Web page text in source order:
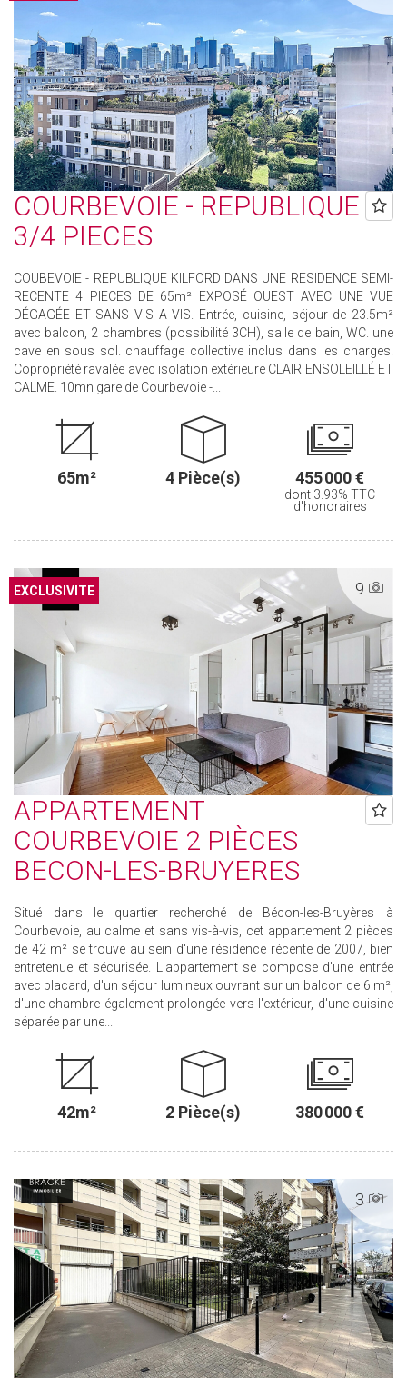
COURBEVOIE - REPUBLIQUE
3/4 PIECES
COUBEVOIE - REPUBLIQUE KILFORD DANS UNE RESIDENCE SEMI-
RECENTE 4 PIECES DE 65m² EXPOSÉ OUEST AVEC UNE VUE
DÉGAGÉE ET SANS VIS A VIS. Entrée, cuisine, séjour de 23.5m²
avec balcon, 2 chambres (possibilité 3CH), salle de bain, WC. une
cave en sous sol. chauffage collective inclus dans les charges.
Copropriété ravalée avec isolation extérieure CLAIR ENSOLEILLÉ ET
CALME. 10mn gare de Courbevoie -...
65m² 4 Pièce(s) 455 000 €
dont 3.93% TTC
d'honoraires
9
EXCLUSIF
EXCLUSIVITE
APPARTEMENT
COURBEVOIE 2 PIÈCES
BECON-LES-BRUYERES
Situé dans le quartier recherché de Bécon-les-Bruyères à
Courbevoie, au calme et sans vis-à-vis, cet appartement 2 pièces
de 42 m² se trouve au sein d'une résidence récente de 2007, bien
entretenue et sécurisée. L'appartement se compose d'une entrée
avec placard, d'un séjour lumineux ouvrant sur un balcon de 6 m²,
d'une chambre également prolongée vers l'extérieur, d'une cuisine
séparée par une...
42m² 2 Pièce(s) 380 000 €
3